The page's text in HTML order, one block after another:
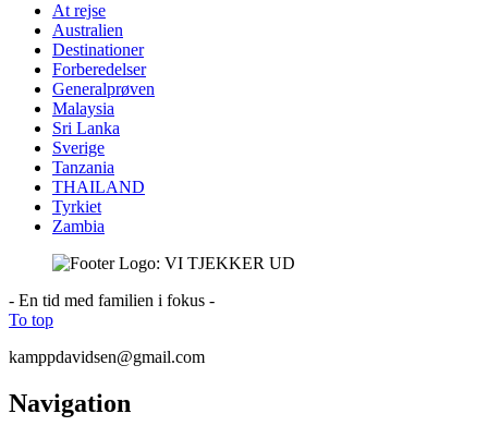
At rejse
Australien
Destinationer
Forberedelser
Generalprøven
Malaysia
Sri Lanka
Sverige
Tanzania
THAILAND
Tyrkiet
Zambia
- En tid med familien i fokus -
To top
kamppdavidsen@gmail.com
Navigation